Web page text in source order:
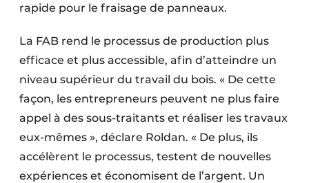
rapide pour le fraisage de panneaux.
La FAB rend le processus de production plus
efficace et plus accessible, afin d’atteindre un
niveau supérieur du travail du bois. « De cette
façon, les entrepreneurs peuvent ne plus faire
appel à des sous-traitants et réaliser les travaux
eux-mêmes », déclare Roldan. « De plus, ils
accélèrent le processus, testent de nouvelles
expériences et économisent de l’argent. Un